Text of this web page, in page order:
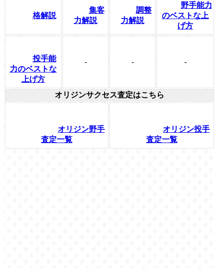
格解説
集客
力解説
調整
力解説
野手能力
のベストな上
げ方
投手能
力のベストな
上げ方
- - -
オリジンサクセス査定はこちら
オリジン野手
査定一覧
オリジン投手
査定一覧